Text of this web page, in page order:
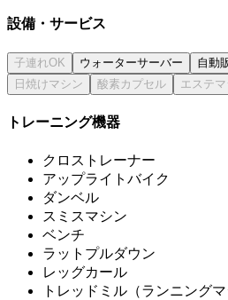
設備・サービス
ウォーターサーバー 自動
トレーニング機器
クロストレーナー
アップライトバイク
ダンベル
スミスマシン
ベンチ
ラットプルダウン
レッグカール
トレッドミル（ランニングマ